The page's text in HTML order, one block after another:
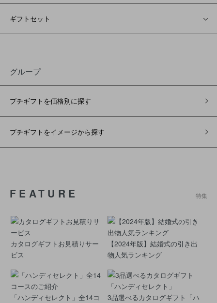
ギフトセット
グループ
プチギフトを価格別に探す
プチギフトをイメージから探す
FEATURE 特集
カタログギフトお見積りサー
ビス
【2024年版】結婚式の引き出
物人気ランキング
「ハンディセレクト」全14コ 3品選べるカタログギフト「ハ